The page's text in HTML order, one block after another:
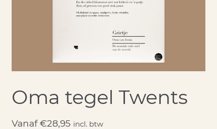
Oma tegel Twents
Vanaf €28,95 incl. btw